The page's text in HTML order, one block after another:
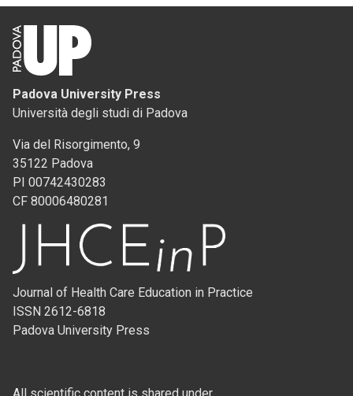
Padova University Press
Università degli studi di Padova
Via del Risorgimento, 9
35122 Padova
PI 00742430283
CF 80006480281
Journal of Health Care Education in Practice
ISSN 2612-6818
Padova University Press